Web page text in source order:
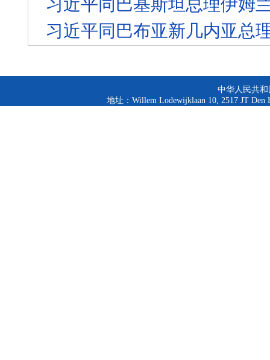
习近平同巴基斯坦总理伊姆
习近平同巴布亚新几内亚总
中华人民共
地址：Willem Lodewijklaan 10, 2517 JT Den